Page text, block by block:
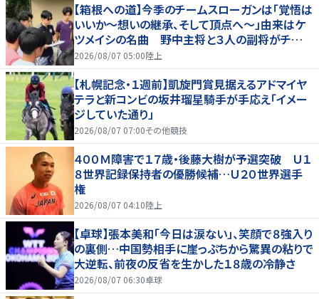
【箱根への道】今季のチームスローガンは「覚悟は
いいか～想いの継承、そして頂点へ～」由来はケ
ツメイシの名曲 野中主将と３人の副将がチーム
を引っ張る…夏合宿特集第１弾、国学院大
2026/08/07 05:00陸上
【札幌記念・１週前】凱旋門賞見据えるアドマイヤ
テラと新コンビの坂井瑠星騎手が手応え「イメー
ジしていた通り」
2026/08/07 07:00その他競技
４００Ｍ障害で１７歳・後藤大樹が予選突破 Ｕ１
８世界記録保持者の優勝候補…Ｕ２０世界選手
権
2026/08/07 04:10陸上
【卓球】張本美和「今日は涙ない」、笑顔で８強入り
の裏側…中国勢相手に崖っぷちから驚異の粘りで
大逆転、前夜の反省を生かした１８歳の冷静さ
2026/08/07 06:30卓球